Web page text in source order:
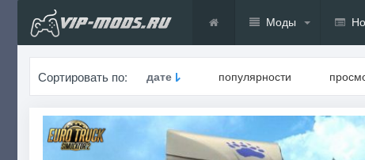
Моды
Сортировать по: дате популярности